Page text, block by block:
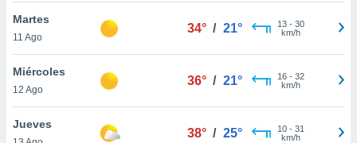
cookies
aceptar
Martes
11 Ago
34° / 21° 13- 30
km/h
Miércoles
12 Ago
36° / 21° 16- 32
km/h
Jueves
38° / 25° 10- 31
km/h